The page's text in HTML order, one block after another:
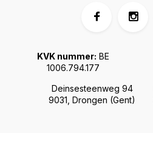
Deinsesteenweg 94
9031, Drongen (Gent)
KVK nummer: BE
1006.794.177